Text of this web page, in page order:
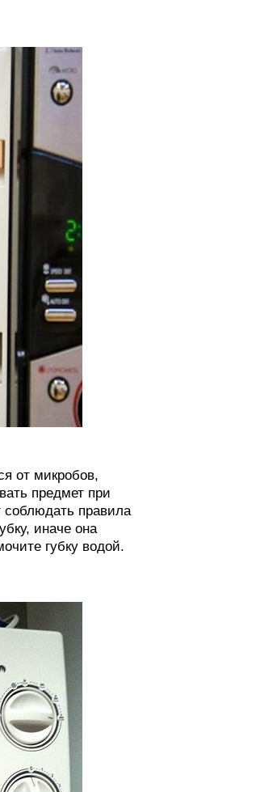
от микробов,
предмет при
соблюдать правила
иначе она
губку водой.